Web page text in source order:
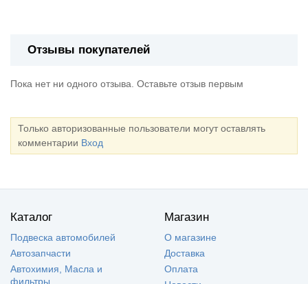
Отзывы покупателей
Пока нет ни одного отзыва. Оставьте отзыв первым
Только авторизованные пользователи могут оставлять
комментарии Вход
Каталог
Подвеска автомобилей
Автозапчасти
Автохимия, Масла и
фильтры
Магазин
О магазине
Доставка
Оплата